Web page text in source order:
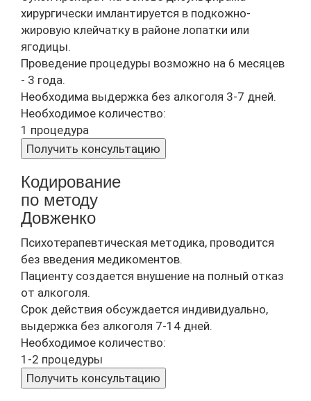
хирургически имлантируется в подкожно-
жировую клейчатку в районе лопатки или
ягодицы.
Проведение процедуры возможно на 6 месяцев
- 3 года.
Необходима выдержка без алкоголя 3-7 дней.
Необходимое количество:
1 процедура
Получить консультацию
Кодирование
по методу
Довженко
Психотерапевтическая методика, проводится
без введения медикоментов.
Пациенту создается внушение на полный отказ
от алкоголя.
Срок действия обсуждается индивидуально,
выдержка без алкоголя 7-14 дней.
Необходимое количество:
1-2 процедуры
Получить консультацию